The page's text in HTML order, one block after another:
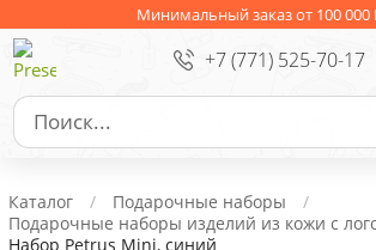
Минимальный заказ от 100 000
+7 (771) 525-70-17
Ежедневники Новогодние
Сувениры к праздникам
Личные
Деловые подарки
Каталог
Подарочные наборы
Подарочные наборы изделий из кожи с
Набор Petrus Mini, синий